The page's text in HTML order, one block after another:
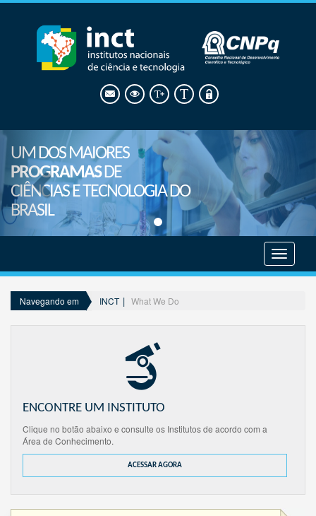
UM DOS MAIORES
PROGRAMASDE
CIÊNCIAS E TECNOLOGIA DO
BRASIL
menu
Navegando em INCT What We Do
ENCONTRE UM INSTITUTO
Clique no botão abaixo e consulte os Institutos de acordo com a
Área de Conhecimento.
ACESSAR AGORA